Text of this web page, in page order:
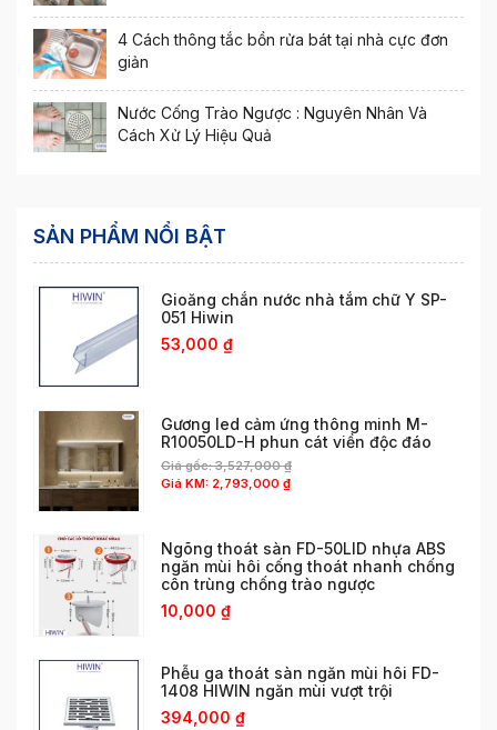
4 Cách thông tắc bồn rửa bát tại nhà cực đơn
giản
Nước Cống Trào Ngược : Nguyên Nhân Và
Cách Xử Lý Hiệu Quả
SẢN PHẨM NỔI BẬT
Gioăng chắn nước nhà tắm chữ Y SP-
051 Hiwin
53,000 ₫
Gương led cảm ứng thông minh M-
R10050LD-H phun cát viền độc đáo
Giá gốc:3,527,000₫
Giá KM: 2,793,000 ₫
Ngõng thoát sàn FD-50LID nhựa ABS
ngăn mùi hôi cống thoát nhanh chống
côn trùng chống trào ngược
10,000 ₫
Phễu ga thoát sàn ngăn mùi hôi FD-
1408 HIWIN ngăn mùi vượt trội
394,000 ₫